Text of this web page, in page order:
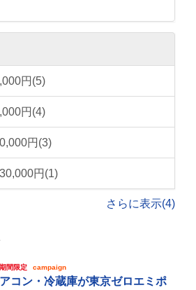
円(5)
円(4)
円(3)
円(1)
さらに表示(4)
期間限定 campaign
コン・冷蔵庫が東京ゼロエミポ